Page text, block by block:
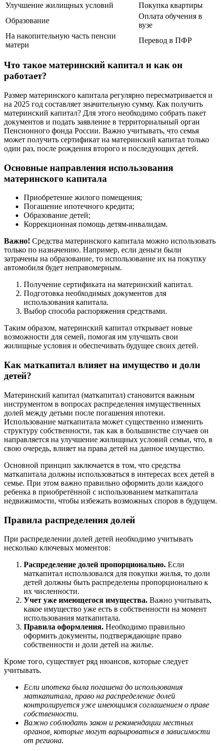
Улучшение жилищных условий
Покупка квартиры
Образование
Оплата обучения в
вузе
На накопительную часть пенсии
матери
Перевод в ПФР
Что такое материнский капитал и как он
работает?
Размер материнского капитала регулярно пересматривается и
на 2025 год составляет значительную сумму. Как получить
материнский капитал? Для этого необходимо собрать пакет
документов и подать заявление в территориальный орган
Пенсионного фонда России. Важно учитывать, что семья
может получить сертификат на материнский капитал только
один раз, после рождения второго и последующих детей.
Основные направления использования
материнского капитала
Приобретение жилого помещения;
Погашение ипотечного кредита;
Образование детей;
Коррекционная помощь детям-инвалидам.
Важно! Средства материнского капитала можно использовать
только по назначению. Например, если деньги были
затрачены на образование, то использование их на покупку
автомобиля будет неправомерным.
Получение сертификата на материнский капитал.
Подготовка необходимых документов для
использования капитала.
Выбор способа распоряжения средствами.
Таким образом, материнский капитал открывает новые
возможности для семей, помогая им улучшать свои
жилищные условия и обеспечивать будущее своих детей.
Как маткапитал влияет на имущество и доли
детей?
Материнский капитал (маткапитал) становится важным
инструментом в вопросах распределения имущественных
долей между детьми после погашения ипотеки.
Использование маткапитала может существенно изменить
структуру собственности, так как в большинстве случаев он
направляется на улучшение жилищных условий семьи, что, в
свою очередь, влияет на права детей на данное имущество.
Основной принцип заключается в том, что средства
маткапитала должны использоваться в интересах всех детей в
семье. При этом важно правильно оформить доли каждого
ребенка в приобретённой с использованием маткапитала
недвижимости, чтобы избежать возможных споров в будущем.
Правила распределения долей
При распределении долей детей необходимо учитывать
несколько ключевых моментов:
Распределение долей пропорционально. Если
маткапитал использовался для покупки жилья, то доли
детей должны быть распределены пропорционально к
их численности.
Учет уже имеющегося имущества. Важно учитывать,
какое имущество уже есть в собственности на момент
использования маткапитала.
Правила оформления. Необходимо правильно
оформить документы, подтверждающие право
собственности и доли детей на жилье.
Кроме того, существует ряд нюансов, которые следует
учитывать.
Если ипотека была погашена до использования
маткапитала, право на распределение долей
контролируется уже имеющимся соглашением о праве
собственности.
Важно соблюдать закон и рекомендации местных
органов, которые могут варьироваться в зависимости
от региона.